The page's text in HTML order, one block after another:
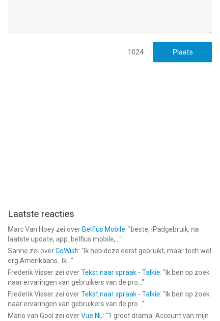
1024
Laatste reacties
Marc Van Hoey zei over Belfius Mobile: "beste, iPadgebruik, na
laatste update, app. belfius mobile,... "
Sanne zei overGoWish: " Ik heb deze eerst gebruikt, maar toch wel
erg Amerikaans.. Ik... "
Frederik Visser zei overTekst naar spraak - Talkie: " Ik ben op zoek
naar ervaringen van gebruikers van de pro... "
Frederik Visser zei overTekst naar spraak - Talkie: " Ik ben op zoek
naar ervaringen van gebruikers van de pro... "
Mario van Gool zei overVue NL: "1 groot drama. Account van mijn